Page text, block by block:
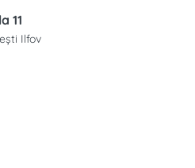
11
Ilfov